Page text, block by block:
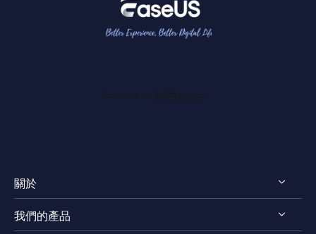
關於
認識EaseUS
我們的產品